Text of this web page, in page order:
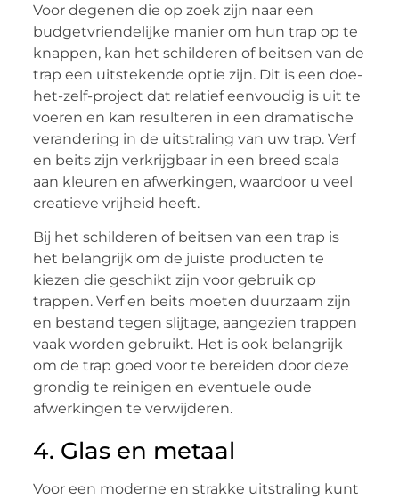
Voor degenen die op zoek zijn naar een
budgetvriendelijke manier om hun trap op te
knappen, kan het schilderen of beitsen van de
trap een uitstekende optie zijn. Dit is een doe-
het-zelf-project dat relatief eenvoudig is uit te
voeren en kan resulteren in een dramatische
verandering in de uitstraling van uw trap. Verf
en beits zijn verkrijgbaar in een breed scala
aan kleuren en afwerkingen, waardoor u veel
creatieve vrijheid heeft.
Bij het schilderen of beitsen van een trap is
het belangrijk om de juiste producten te
kiezen die geschikt zijn voor gebruik op
trappen. Verf en beits moeten duurzaam zijn
en bestand tegen slijtage, aangezien trappen
vaak worden gebruikt. Het is ook belangrijk
om de trap goed voor te bereiden door deze
grondig te reinigen en eventuele oude
afwerkingen te verwijderen.
4. Glas en metaal
Voor een moderne en strakke uitstraling kunt